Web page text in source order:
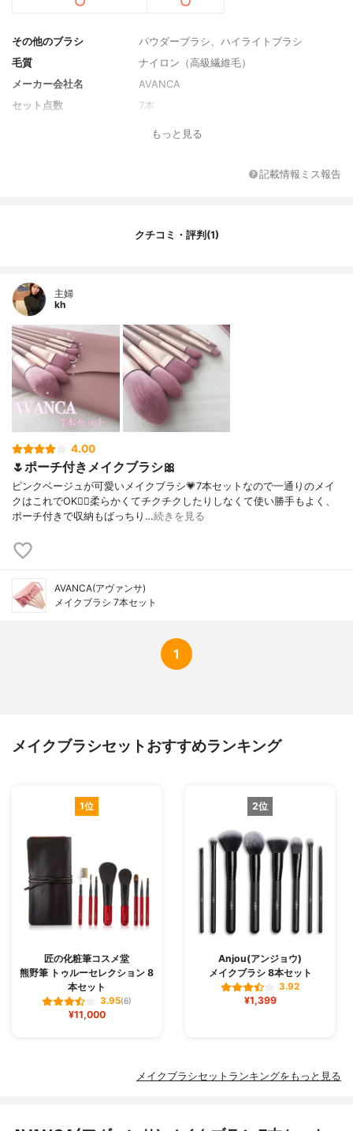
その他のブラシ
パウダーブラシ、ハイライトブラシ
毛質
ナイロン（高級繊維毛）
メーカー会社名
AVANCA
セット点数
7本
もっと見る
記載情報ミス報告
クチコミ・評判(1)
主婦
kh
4.00
🌷ポーチ付きメイクブラシ🎀
ピンクベージュが可愛いメイクブラシ💗7本セットなので一通りのメイ
クはこれでOK🙆‍♀️柔らかくてチクチクしたりしなくて使い勝手もよく、
ポーチ付きで収納もばっちり…続きを見る
AVANCA(アヴァンサ)
メイクブラシ 7本セット
1
メイクブラシセットおすすめランキング
1位
匠の化粧筆コスメ堂
熊野筆 トゥルーセレクション 8
本セット
3.95(6)
¥11,000
2位
Anjou(アンジョウ)
メイクブラシ 8本セット
3.92
¥1,399
メイクブラシセットランキングをもっと見る